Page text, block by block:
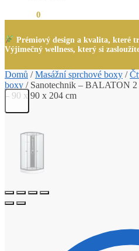
0
Prémiový design a kvalita, které
Výjimečný wellness, který si
Domů /Masážní sprchové boxy /
boxy / Sanotechnik – BALATON
– 90 x 90 x 204 cm